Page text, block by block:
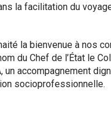
la facilitation du
la bienvenue à nos
du Chef de l’État le
un accompagnement
socioprofessionnelle.